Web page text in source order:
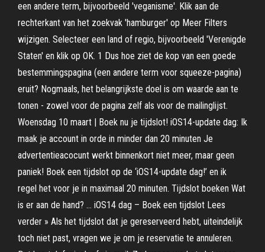
een andere term, bijvoorbeeld 'veganisme'. Klik aan de
rechterkant van het zoekvak 'hamburger' op Meer Filters
wijzigen. Selecteer een land of regio, bijvoorbeeld 'Verenigde
Staten' en klik op OK. 1 Dus hoe ziet de kop van een goede
bestemmingspagina (een andere term voor squeeze-pagina)
eruit? Nogmaals, het belangrijkste doel is om waarde aan te
tonen - zowel voor de pagina zelf als voor de mailinglijst.
Woensdag 10 maart | Boek nu je tijdslot! iOS14-update dag: Ik
maak je account in orde in minder dan 20 minuten Je
advertentieacocunt werkt binnenkort niet meer, maar geen
paniek! Boek een tijdslot op de ‘iOS14-update dag!’ en ik
regel het voor je in maximaal 20 minuten. Tijdslot boeken Wat
is er aan de hand? … iOS14 dag – Boek een tijdslot Lees
verder » Als het tijdslot dat je gereserveerd hebt, uiteindelijk
toch niet past, vragen we je om je reservatie te annuleren.